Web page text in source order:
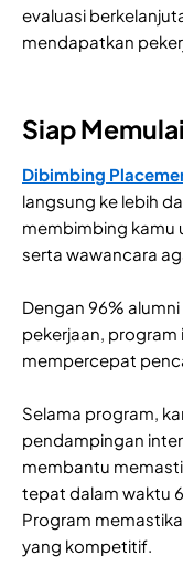
evaluasi
mendapatkan
Siap
Dibimbing
langsung ke lebih
membimbing kamu
serta wawancara
Dengan 96%
pekerjaan,
mempercepat
Selama program,
pendampingan
membantu
tepat dalam waktu
Program
yang kompetitif.